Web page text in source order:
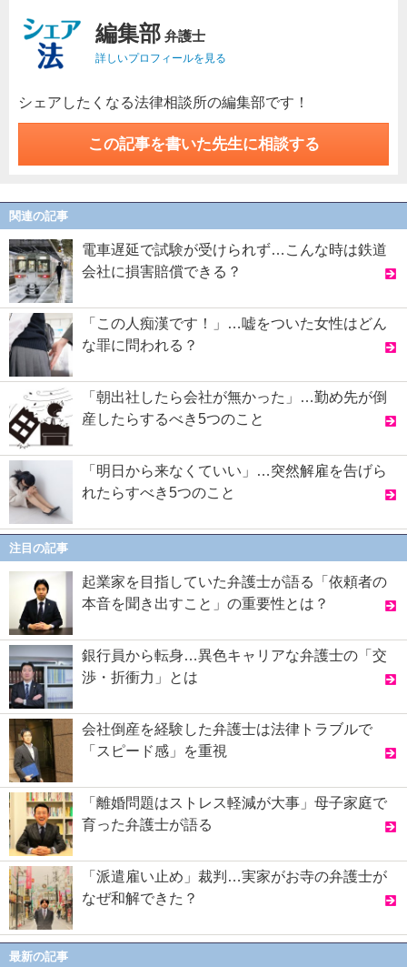
編集部 弁護士
詳しいプロフィールを見る
シェアしたくなる法律相談所の編集部です！
この記事を書いた先生に相談する
関連の記事
電車遅延で試験が受けられず…こんな時は鉄道
会社に損害賠償できる？
「この人痴漢です！」…嘘をついた女性はどん
な罪に問われる？
「朝出社したら会社が無かった」…勤め先が倒
産したらするべき5つのこと
「明日から来なくていい」…突然解雇を告げら
れたらすべき5つのこと
注目の記事
起業家を目指していた弁護士が語る「依頼者の
本音を聞き出すこと」の重要性とは？
銀行員から転身…異色キャリアな弁護士の「交
渉・折衝力」とは
会社倒産を経験した弁護士は法律トラブルで
「スピード感」を重視
「離婚問題はストレス軽減が大事」母子家庭で
育った弁護士が語る
「派遣雇い止め」裁判…実家がお寺の弁護士が
なぜ和解できた？
最新の記事